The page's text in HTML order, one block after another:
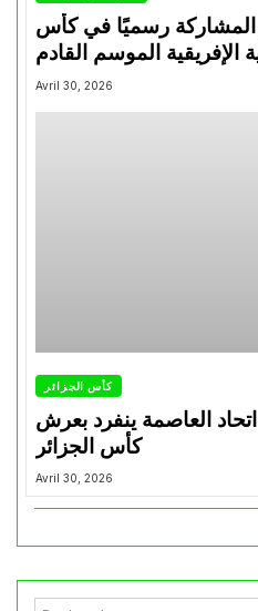
المشاركة رسميًا في كأس
Avril 30, 2026
كأس الجزائر
العاصمة ينفرد بعرش
كأس الجزائر
Avril 30, 2026